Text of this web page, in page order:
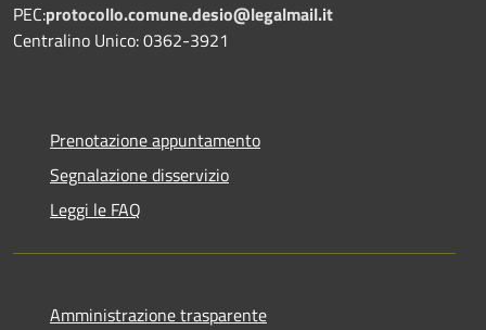
PEC:protocollo.comune.desio@legalmail.it
Centralino Unico: 0362-3921
Prenotazione appuntamento
Segnalazione disservizio
Leggi le FAQ
Amministrazione trasparente